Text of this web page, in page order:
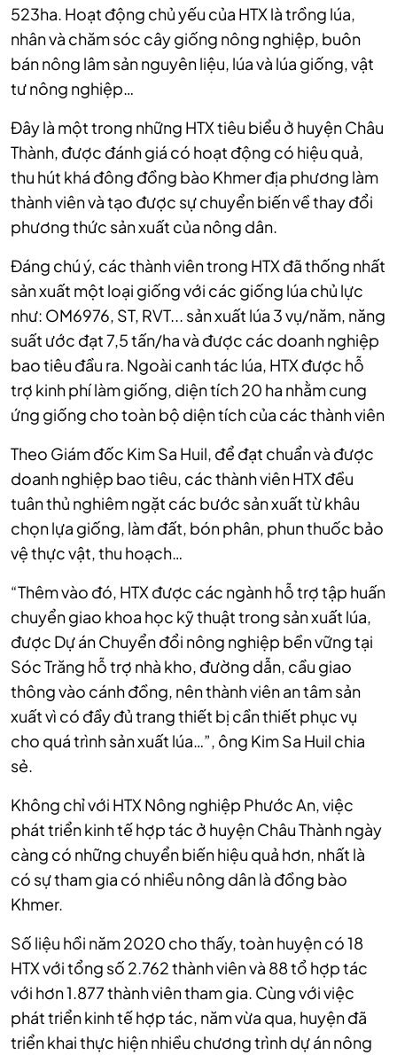
523ha. Hoạt động chủ yếu của HTX là trồng lúa,
nhân và chăm sóc cây giống nông nghiệp, buôn
bán nông lâm sản nguyên liệu, lúa và lúa giống, vật
tư nông nghiệp…
Đây là một trong những HTX tiêu biểu ở huyện Châu
Thành, được đánh giá có hoạt động có hiệu quả,
thu hút khá đông đồng bào Khmer địa phương làm
thành viên và tạo được sự chuyển biến về thay đổi
phương thức sản xuất của nông dân.
Đáng chú ý, các thành viên trong HTX đã thống nhất
sản xuất một loại giống với các giống lúa chủ lực
như: OM6976, ST, RVT... sản xuất lúa 3 vụ/năm, năng
suất ước đạt 7,5 tấn/ha và được các doanh nghiệp
bao tiêu đầu ra. Ngoài canh tác lúa, HTX được hỗ
trợ kinh phí làm giống, diện tích 20 ha nhằm cung
ứng giống cho toàn bộ diện tích của các thành viên
Theo Giám đốc Kim Sa Huil, để đạt chuẩn và được
doanh nghiệp bao tiêu, các thành viên HTX đều
tuân thủ nghiêm ngặt các bước sản xuất từ khâu
chọn lựa giống, làm đất, bón phân, phun thuốc bảo
vệ thực vật, thu hoạch…
“Thêm vào đó, HTX được các ngành hỗ trợ tập huấn
chuyển giao khoa học kỹ thuật trong sản xuất lúa,
được Dự án Chuyển đổi nông nghiệp bền vững tại
Sóc Trăng hỗ trợ nhà kho, đường dẫn, cầu giao
thông vào cánh đồng, nên thành viên an tâm sản
xuất vì có đầy đủ trang thiết bị cần thiết phục vụ
cho quá trình sản xuất lúa…”, ông Kim Sa Huil chia
sẻ.
Không chỉ với HTXNông nghiệp Phước An , việc
phát triển kinh tế hợp tác ở huyện Châu Thành ngày
càng có những chuyển biến hiệu quả hơn, nhất là
có sự tham gia có nhiều nông dân là đồng bào
Khmer.
Số liệu hồi năm 2020 cho thấy, toàn huyện có 18
HTX với tổng số 2.762 thành viên và 88 tổ hợp tác
với hơn 1.877 thành viên tham gia. Cùng với việc
phát triển kinh tế hợp tác, năm vừa qua, huyện đã
triển khai thực hiện nhiều chương trình dự án nông